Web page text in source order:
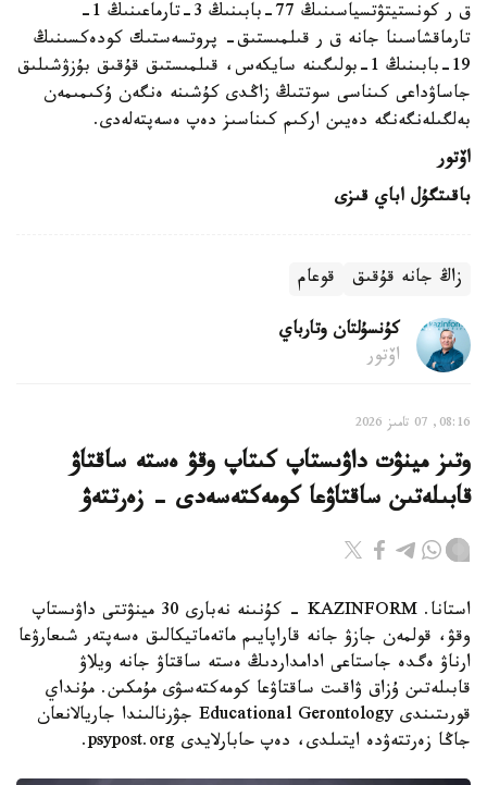
ق ر كونستيتۋتسياسىنىڭ 77-بابىنىڭ 3-تارماعىنىڭ 1-
تارماقشاسىنا جانە ق ر قىلمىستىق- پروتسەستىك كودەكسىنىڭ
19-بابىنىڭ 1-بولىگىنە سايكەس، قىلمىستىق قۇقىق بۇزۋشىلىق
جاساۋداعى كىناسى سوتتىڭ زاڭدى كۇشىنە ەنگەن ۇكىمىمەن
بەلگىلەنگەنگە دەيىن اركىم كىناسىز دەپ ەسەپتەلەدى.
اۆتور
باقىتگۇل اباي قىزى
زاڭ جانە قۇقىق قوعام
كۇنسۇلتان وتارباي
اۆتور
08:16, 07 تامىز 2026
وتىز مينۋت داۋىستاپ كىتاپ وقۋ ەستە ساقتاۋ
قابىلەتىن ساقتاۋعا كومەكتەسەدى - زەرتتەۋ
استانا. KAZINFORM - كۇنىنە نەبارى 30 مينۋتتى داۋىستاپ
وقۋ، قولمەن جازۋ جانە قاراپايىم ماتەماتيكالىق ەسەپتەر شىعارۋعا
ارناۋ ەگدە جاستاعى ادامداردىڭ ەستە ساقتاۋ جانە ويلاۋ
قابىلەتىن ۇزاق ۋاقىت ساقتاۋعا كومەكتەسۋى مۇمكىن. مۇنداي
قورىتىندى Educational Gerontology جۋرنالىندا جاريالانعان
جاڭا زەرتتەۋدە ايتىلدى، دەپ حابارلايدى psypost.org.